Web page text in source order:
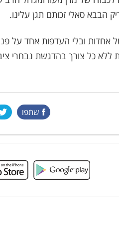
הבבא סאלי זכותם תגן עלינו.
ובלי העדפות אחד על
ללא כל צורך בהדגשת נבחרי
שתפו